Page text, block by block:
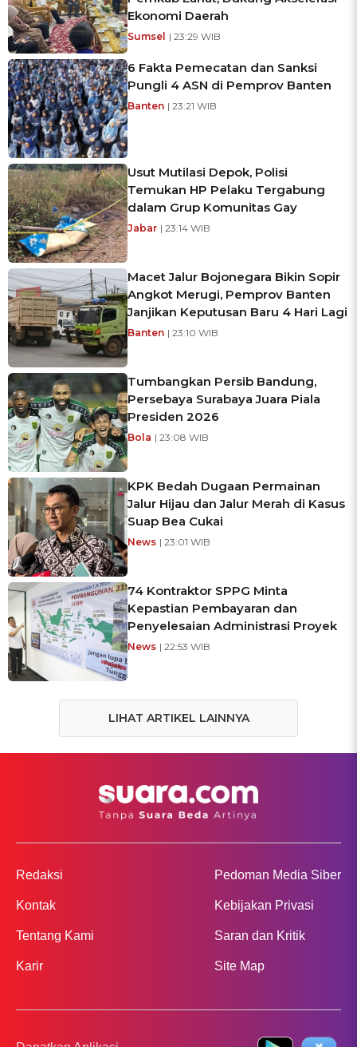
Ekonomi Daerah
Sumsel | 23:29 WIB
6 Fakta Pemecatan dan Sanksi
Pungli 4 ASN di Pemprov Banten
Banten | 23:21 WIB
Usut Mutilasi Depok, Polisi
Temukan HP Pelaku Tergabung
dalam Grup Komunitas Gay
Jabar | 23:14 WIB
Macet Jalur Bojonegara Bikin Sopir
Angkot Merugi, Pemprov Banten
Janjikan Keputusan Baru 4 Hari Lagi
Banten | 23:10 WIB
Tumbangkan Persib Bandung,
Persebaya Surabaya Juara Piala
Presiden 2026
Bola | 23:08 WIB
KPK Bedah Dugaan Permainan
Jalur Hijau dan Jalur Merah di Kasus
Suap Bea Cukai
News | 23:01 WIB
74 Kontraktor SPPG Minta
Kepastian Pembayaran dan
Penyelesaian Administrasi Proyek
News | 22:53 WIB
LIHAT ARTIKEL LAINNYA
Redaksi
Kontak
Tentang Kami
Karir
Pedoman Media Siber
Kebijakan Privasi
Saran dan Kritik
Site Map